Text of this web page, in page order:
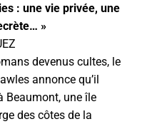
: une vie privée, une
»
devenus cultes, le
annonce qu’il
Beaumont, une île
des côtes de la